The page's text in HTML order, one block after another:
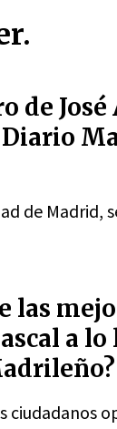
de José
de Madrid,
las
a
ciudadanos